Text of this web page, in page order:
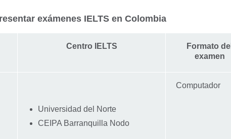
More
exámenes IELTS en Colombia
Centro IELTS
Formato del
examen
Universidad del Norte
CEIPA Barranquilla Nodo
Computador